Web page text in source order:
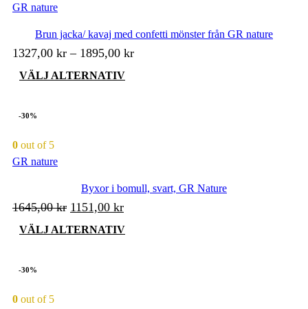
GR nature
Brun jacka/ kavaj med confetti mönster från GR nature
1327,00 kr – 1895,00 kr
VÄLJ ALTERNATIV
kan
-30%
0 out of 5
GR nature
Byxor i bomull, svart, GR Nature
1645,00kr Det
ursprungliga
1151,00 krDet
nuvarande
VÄLJ ALTERNATIV
-30%
0 out of 5